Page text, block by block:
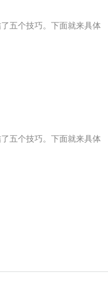
五个技巧。下面就来具体
五个技巧。下面就来具体